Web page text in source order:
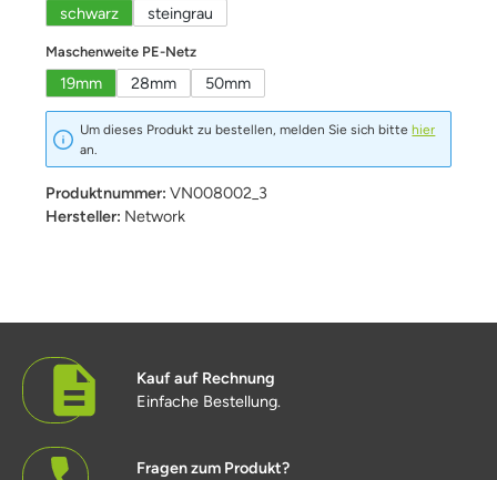
schwarz steingrau
Maschenweite PE-Netzauswählen
19mm 28mm 50mm
Um dieses Produkt zu bestellen, melden Sie sich bittehier
an.
Produktnummer: VN008002_3
Hersteller: Network
Kauf auf Rechnung
Einfache Bestellung.
Fragen zum Produkt?